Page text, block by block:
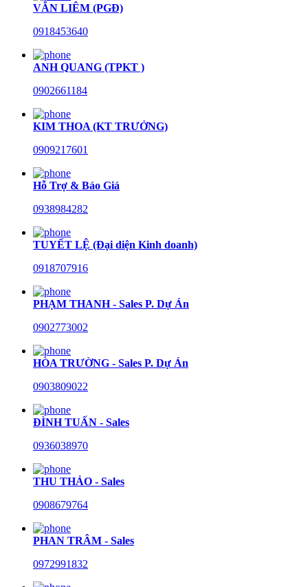
VĂN LIÊM (PGĐ)
0918453640
ANH QUANG (TPKT )
0902661184
KIM THOA (KT TRƯỞNG)
0909217601
Hỗ Trợ & Báo Giá
0938984282
TUYẾT LỆ (Đại diện Kinh doanh)
0918707916
PHẠM THANH - Sales P. Dự Án
0902773002
HÒA TRƯỜNG - Sales P. Dự Án
0903809022
ĐÌNH TUẤN - Sales
0936038970
THU THẢO - Sales
0908679764
PHAN TRÂM - Sales
0972991832